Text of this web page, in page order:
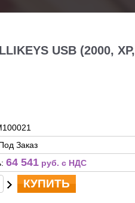
USB (2000, XP,
Заказ
64 541 руб. c НДС
КУПИТЬ